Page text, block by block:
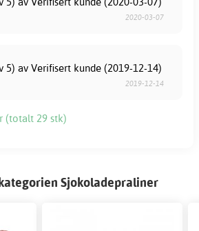
2020-03-07
5) av Verifisert kunde (2019-12-14)
2019-12-14
(totalt 29 stk)
Sjokoladepraliner